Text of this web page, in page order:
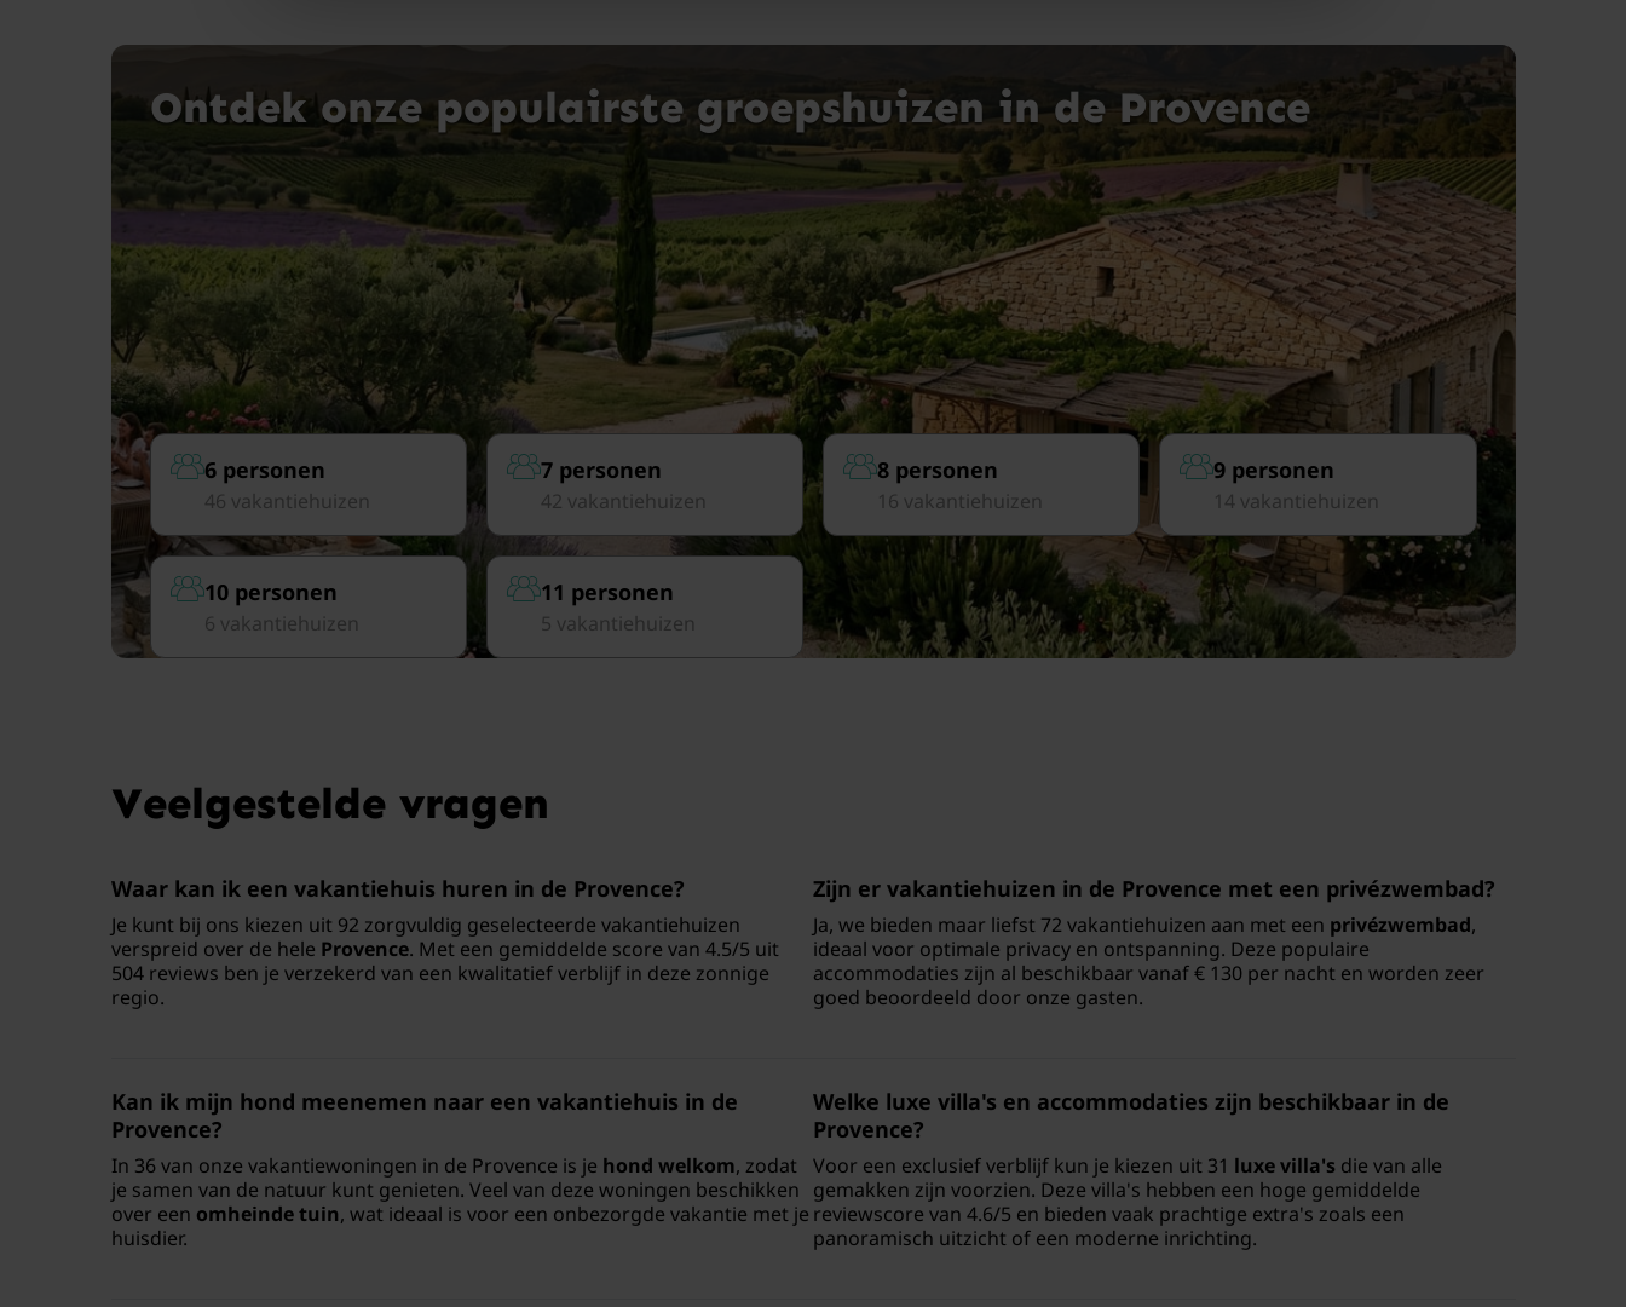
Ontdek onze populairste groepshuizen in de Provence
6 personen
46 vakantiehuizen
7 personen
42 vakantiehuizen
8 personen
16 vakantiehuizen
9 personen
14 vakantiehuizen
10 personen
6 vakantiehuizen
11 personen
5 vakantiehuizen
Veelgestelde vragen
Waar kan ik een vakantiehuis huren in de Provence?
Je kunt bij ons kiezen uit 92 zorgvuldig geselecteerde vakantiehuizen
verspreid over de hele Provence. Met een gemiddelde score van 4.5/5 uit
504 reviews ben je verzekerd van een kwalitatief verblijf in deze zonnige
regio.
Kan ik mijn hond meenemen naar een vakantiehuis in de
Provence?
In 36 van onze vakantiewoningen in de Provence is je hond welkom, zodat
je samen van de natuur kunt genieten. Veel van deze woningen beschikken
over een omheinde tuin, wat ideaal is voor een onbezorgde vakantie met je
huisdier.
Zijn er vakantiehuizen in de Provence met een privézwembad?
Ja, we bieden maar liefst 72 vakantiehuizen aan met een privézwembad,
ideaal voor optimale privacy en ontspanning. Deze populaire
accommodaties zijn al beschikbaar vanaf € 130 per nacht en worden zeer
goed beoordeeld door onze gasten.
Welke luxe villa's en accommodaties zijn beschikbaar in de
Provence?
Voor een exclusief verblijf kun je kiezen uit 31 luxe villa's die van alle
gemakken zijn voorzien. Deze villa's hebben een hoge gemiddelde
reviewscore van 4.6/5 en bieden vaak prachtige extra's zoals een
panoramisch uitzicht of een moderne inrichting.